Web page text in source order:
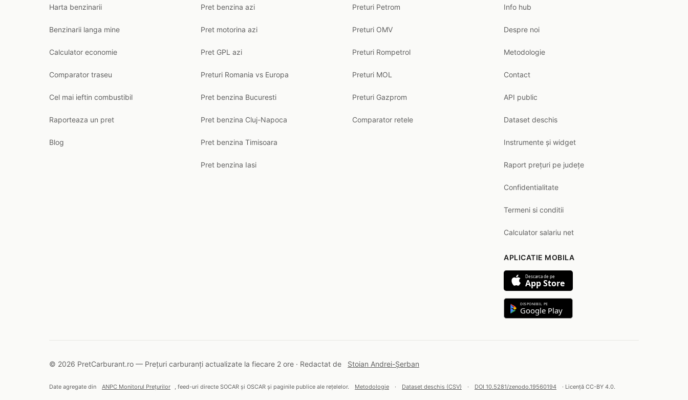
Harta benzinarii
Benzinarii langa mine
Calculator economie
Comparator traseu
Cel mai ieftin combustibil
Raporteaza un pret
Blog
Pret benzina azi
Pret motorina azi
Pret GPL azi
Preturi Romania vs Europa
Pret benzina Bucuresti
Pret benzina Cluj-Napoca
Pret benzina Timisoara
Pret benzina Iasi
Preturi Petrom
Preturi OMV
Preturi Rompetrol
Preturi MOL
Preturi Gazprom
Comparator retele
Info hub
Despre noi
Metodologie
Contact
API public
Dataset deschis
Instrumente și widget
Raport prețuri pe județe
Confidentialitate
Termeni si conditii
Calculator salariu net
APLICATIE MOBILA
Descarca de pe
App Store
DISPONIBIL PE
Google Play
© 2026 PretCarburant.ro — Prețuri carburanți actualizate la fiecare 2 ore · Redactat de Stoian Andrei-Șerban
Date agregate din ANPC Monitorul Prețurilor , feed-uri directe SOCAR și OSCAR și paginile publice ale rețelelor. Metodologie · Dataset deschis (CSV) · DOI 10.5281/zenodo.19560194 · Licență CC-BY 4.0.